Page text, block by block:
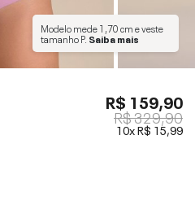
Modelo mede1,70 cme veste
tamanhoP. Saiba mais
R$ 159,90
R$ 329,90
10xR$ 15,99